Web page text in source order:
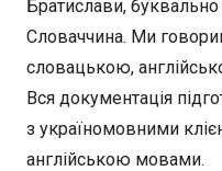
Братислави,
Словаччина. Ми
словацькою,
Вся документація
з україномовними
англійською мовами.